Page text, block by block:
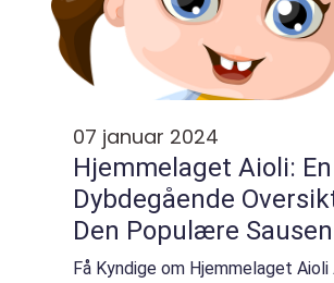
07 januar 2024
Hjemmelaget Aioli: En
Dybdegående
Den Populære Sausen
Få Kyndige om Hjemmelaget Aioli